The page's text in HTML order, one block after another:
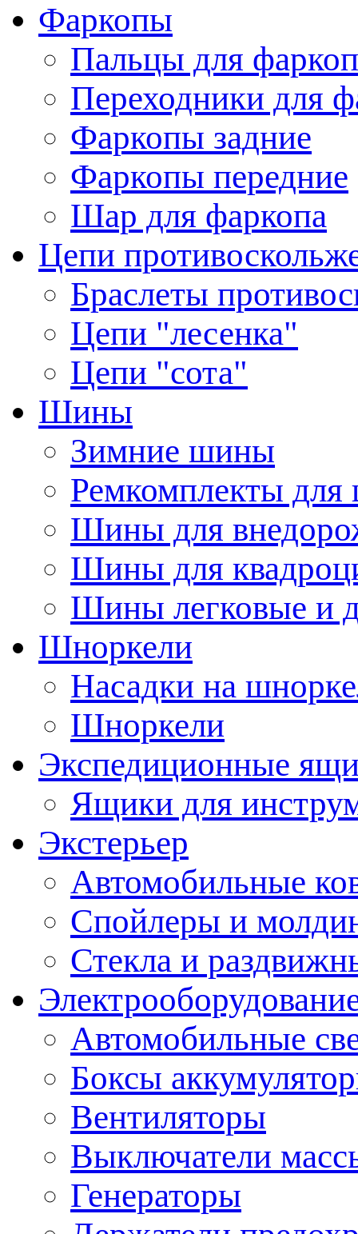
Фаркопы
Пальцы для
Переходники для
Фаркопы задние
Фаркопы передние
Шар для фаркопа
Цепи
Браслеты
Цепи "лесенка"
Цепи "сота"
Шины
Зимние шины
Ремкомплекты
Шины для
Шины для
Шины легковые и
Шноркели
Насадки на
Шноркели
Экспедиционные
Ящики для
Экстерьер
Автомобильные
Спойлеры и
Стекла и
Автомобильные
Боксы
Вентиляторы
Выключатели
Генераторы